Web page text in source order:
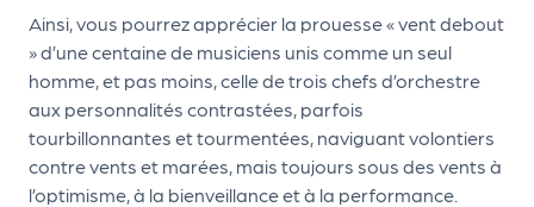
Ainsi, vous pourrez apprécier la prouesse « vent debout
» d’une centaine de musiciens unis comme un seul
homme, et pas moins, celle de trois chefs d’orchestre
aux personnalités contrastées, parfois
tourbillonnantes et tourmentées, naviguant volontiers
contre vents et marées, mais toujours sous des vents à
l’optimisme, à la bienveillance et à la performance.
A
n
n
u
a
ir